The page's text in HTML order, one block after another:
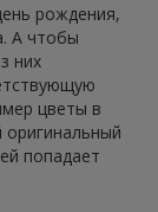
рождения,
А чтобы
них
цветы в
попадает